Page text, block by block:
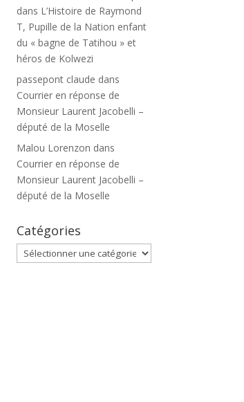
dans L’Histoire de Raymond
T, Pupille de la Nation enfant
du « bagne de Tatihou » et
héros de Kolwezi
passepont claude dans
Courrier en réponse de
Monsieur Laurent Jacobelli –
député de la Moselle
Malou Lorenzon dans
Courrier en réponse de
Monsieur Laurent Jacobelli –
député de la Moselle
Catégories
Catégories